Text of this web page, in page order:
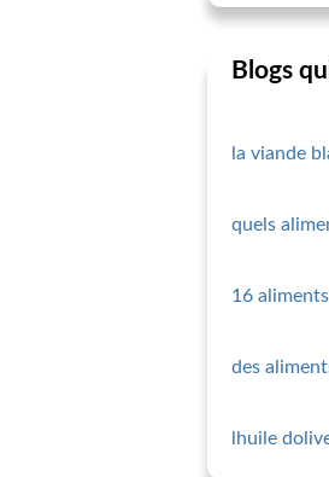
Blogs
la viande
quels
16
des
lhuile